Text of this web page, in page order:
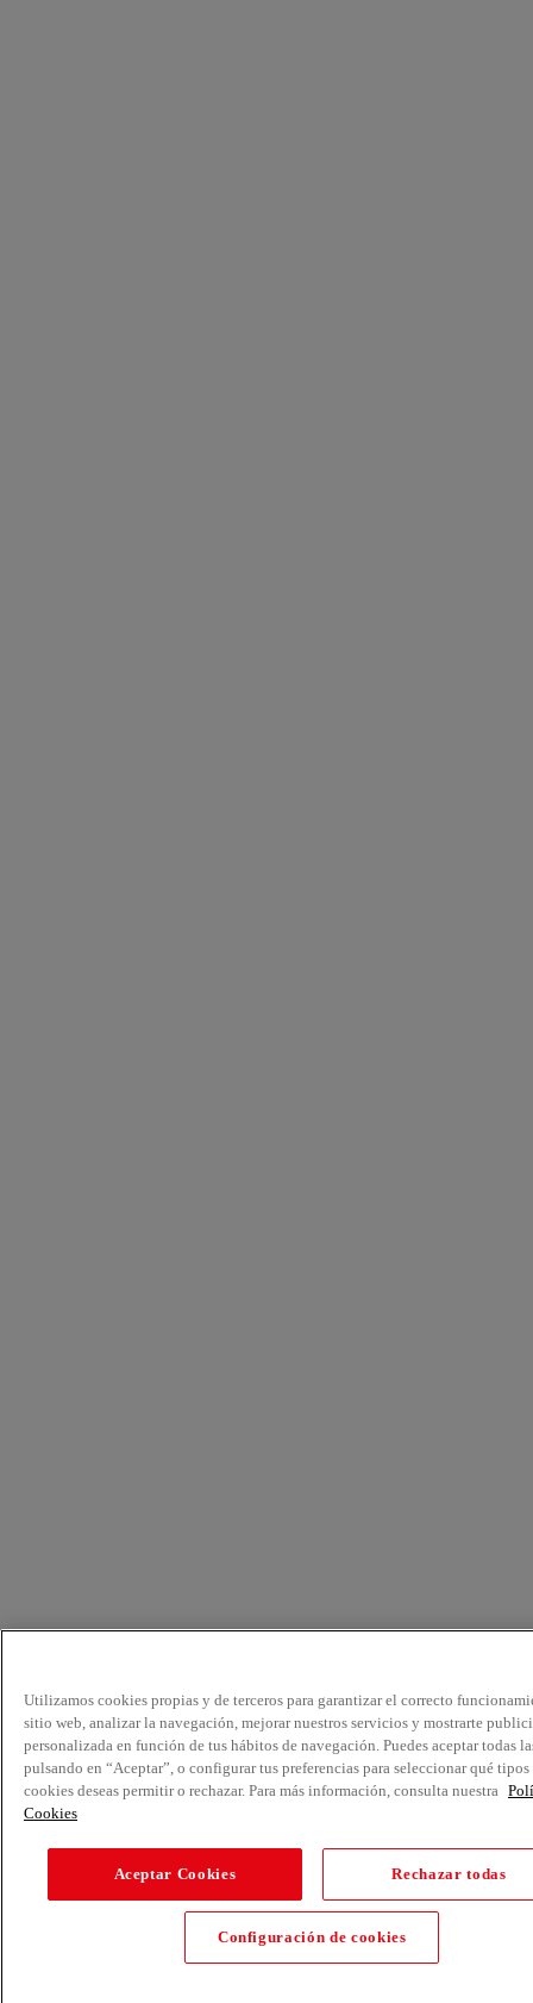
Utilizamos cookies propias y de terceros para garantizar el correcto
sitio web, analizar la navegación, mejorar nuestros servicios y mostrarte
personalizada en función de tus hábitos de navegación. Puedes aceptar todas
pulsando en “Aceptar”, o configurar tus preferencias para seleccionar qué tipos
cookies deseas permitir o rechazar. Para más información, consulta nuestra
Cookies
Aceptar Cookies Rechazar todas
Configuración de cookies